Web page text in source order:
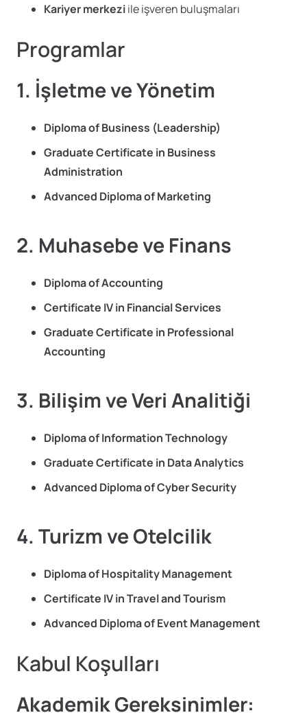
Kariyer merkeziile işveren buluşmaları
Programlar
1. İşletme ve Yönetim
Diploma of Business (Leadership)
Graduate Certificate in Business
Administration
Advanced Diploma of Marketing
2. Muhasebe ve Finans
Diploma of Accounting
Certificate IV in Financial Services
Graduate Certificate in Professional
Accounting
3. Bilişim ve Veri Analitiği
Diploma of Information Technology
Graduate Certificate in Data Analytics
Advanced Diploma of Cyber Security
4. Turizm ve Otelcilik
Diploma of Hospitality Management
Certificate IV in Travel and Tourism
Advanced Diploma of Event Management
Kabul Koşulları
Akademik Gereksinimler: